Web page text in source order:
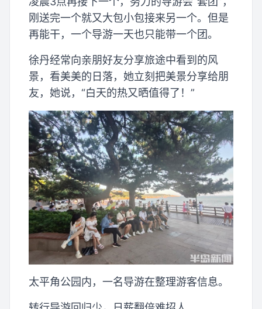
刚送完一个就又大包小包接来另一个。但是
再能干，一个导游一天也只能带一个团。
徐丹经常向亲朋好友分享旅途中看到的风
景，看美美的日落，她立刻把美景分享给朋
友，她说，“白天的热又晒值得了！”
太平角公园内，一名导游在整理游客信息。